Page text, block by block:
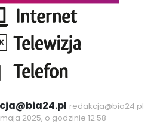
redakcja@bia24.pl
2025, o godzinie 12:58